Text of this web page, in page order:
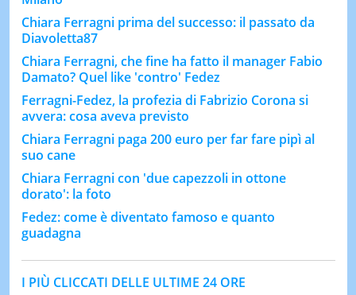
Chiara Ferragni prima del successo: il passato da
Diavoletta87
Chiara Ferragni, che fine ha fatto il manager Fabio
Damato? Quel like 'contro' Fedez
Ferragni-Fedez, la profezia di Fabrizio Corona si
avvera: cosa aveva previsto
Chiara Ferragni paga 200 euro per far fare pipì al
suo cane
Chiara Ferragni con 'due capezzoli in ottone
dorato': la foto
Fedez: come è diventato famoso e quanto
guadagna
I PIÙ CLICCATI DELLE ULTIME 24 ORE